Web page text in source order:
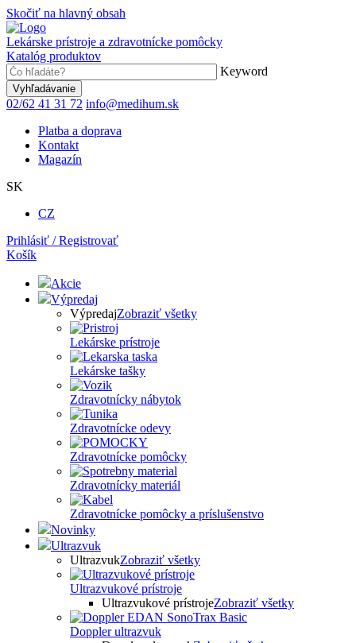
Skočiť na hlavný obsah
Lekárske prístroje a zdravotnícke pomôcky
Katalóg produktov
Keyword
02/62 41 31 72 info@medihum.sk
Platba a doprava
Kontakt
Magazín
SK
CZ
Prihlásiť / Registrovať
Košík
Akcie
Výpredaj
VýpredajZobraziť všetky
Lekárske prístroje
Lekárske tašky
Zdravotnícky nábytok
Zdravotnícke odevy
Zdravotnícke pomôcky
Zdravotnícky materiál
Zdravotnícke pomôcky a príslušenstvo
Novinky
Ultrazvuk
UltrazvukZobraziť všetky
Ultrazvukové prístroje
Ultrazvukové prístrojeZobraziť všetky
Doppler ultrazvuk